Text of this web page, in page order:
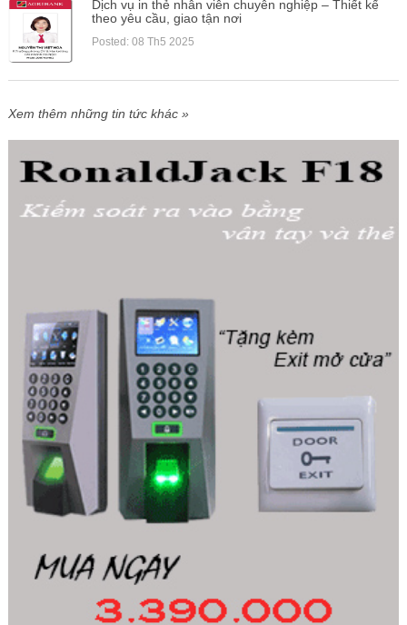
Dịch vụ in thẻ nhân viên chuyên nghiệp – Thiết kế
theo yêu cầu, giao tận nơi
Posted: 08 Th5 2025
Xem thêm những tin tức khác »